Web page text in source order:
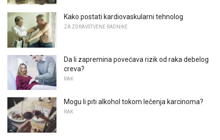
Kako postati kardiovaskularni tehnolog
ZA ZDRAVSTVENE RADNIKE
Da li zapremina povećava rizik od raka debelog
creva?
RAK
Mogu li piti alkohol tokom lečenja karcinoma?
RAK